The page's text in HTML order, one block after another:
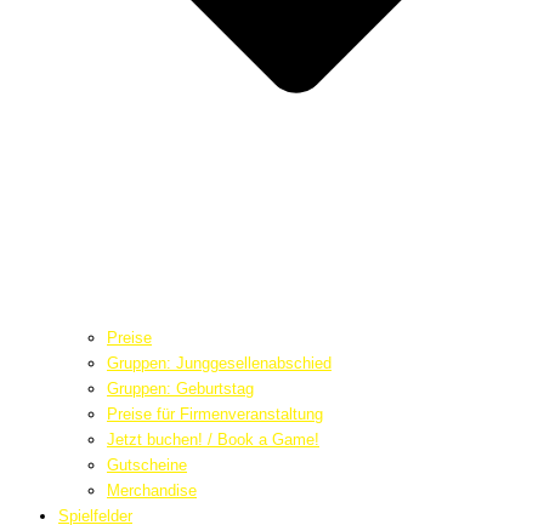
Preise
Gruppen: Junggesellenabschied
Gruppen: Geburtstag
Preise für Firmenveranstaltung
Jetzt buchen! / Book a Game!
Gutscheine
Merchandise
Spielfelder